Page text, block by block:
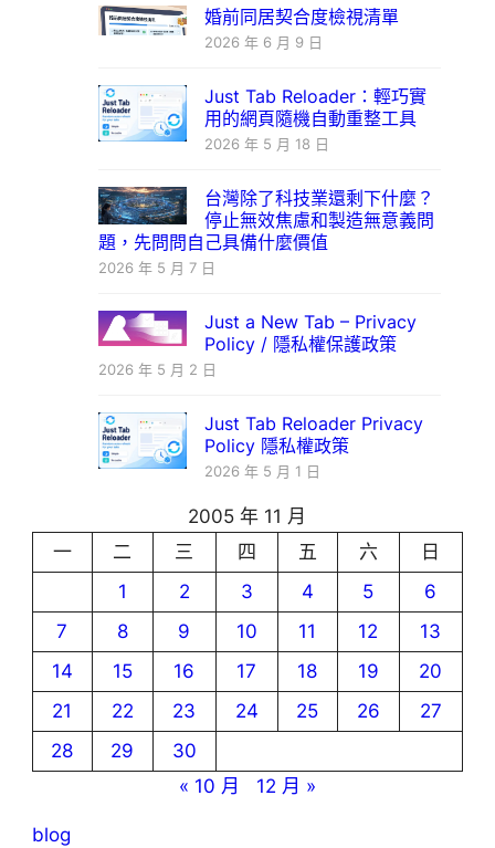
婚前同居契合度檢視清單
2026 年 6 月 9 日
Just Tab Reloader：輕巧實
用的網頁隨機自動重整工具
2026 年 5 月 18 日
台灣除了科技業還剩下什麼？
停止無效焦慮和製造無意義問
題，先問問自己具備什麼價值
2026 年 5 月 7 日
Just a New Tab – Privacy
Policy / 隱私權保護政策
2026 年 5 月 2 日
Just Tab Reloader Privacy
Policy 隱私權政策
2026 年 5 月 1 日
2005 年 11 月
一
二 三 四 五 六
日
1
2 3 4 5
6
7
8 9 10 11 12
13
14
15 16 17 18 19
20
21
22 23 24 25 26
27
28
29
30
« 10 月
12 月 »
blog